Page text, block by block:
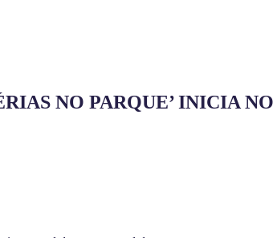
NO PARQUE’ INICIA